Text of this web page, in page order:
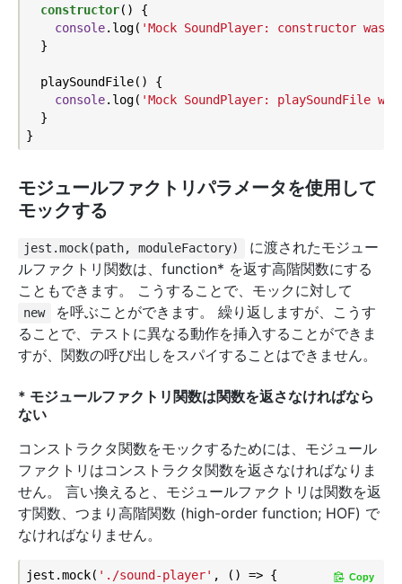
constructor() {
console.log( 'Mock SoundPlayer: constructor was
  }
  playSoundFile() {
console.log( 'Mock SoundPlayer: playSoundFile
  }
モジュールファクトリパラメータを使用して
モックする
jest.mock(path, moduleFactory)
に渡されたモジュー
ルファクトリ関数は、function* を返す高階関数にする
こともできます。 こうすることで、モックに対して
new
を呼ぶことができます。 繰り返しますが、こうす
ることで、テストに異なる動作を挿入することができま
すが、関数の呼び出しをスパイすることはできません。
* モジュールファクトリ関数は関数を返さなければなら
ない
コンストラクタ関数をモックするためには、モジュール
ファクトリはコンストラクタ関数を返さなければなりま
せん。 言い換えると、モジュールファクトリは関数を返
す関数、つまり高階関数 (high-order function; HOF) で
なければなりません。
jest.mock( './sound-player' , () => {
Copy